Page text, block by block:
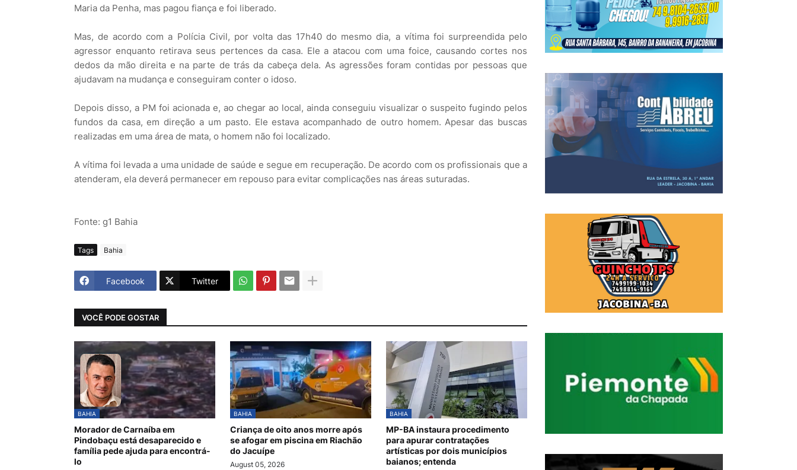
Maria da Penha, mas pagou fiança e foi liberado.
Mas, de acordo com a Polícia Civil, por volta das 17h40 do mesmo dia, a vítima foi surpreendida pelo
agressor enquanto retirava seus pertences da casa. Ele a atacou com uma foice, causando cortes nos
dedos da mão direita e na parte de trás da cabeça dela. As agressões foram contidas por pessoas que
ajudavam na mudança e conseguiram conter o idoso.
Depois disso, a PM foi acionada e, ao chegar ao local, ainda conseguiu visualizar o suspeito fugindo pelos
fundos da casa, em direção a um pasto. Ele estava acompanhado de outro homem. Apesar das buscas
realizadas em uma área de mata, o homem não foi localizado.
A vítima foi levada a uma unidade de saúde e segue em recuperação. De acordo com os profissionais que a
atenderam, ela deverá permanecer em repouso para evitar complicações nas áreas suturadas.
Fonte: g1 Bahia
Tags Bahia
Facebook Twitter
VOCÊ PODE GOSTAR
BAHIA
Morador de Carnaíba em
Pindobaçu está desaparecido e
família pede ajuda para encontrá-
lo
BAHIA
Criança de oito anos morre após
se afogar em piscina em Riachão
do Jacuípe
August 05, 2026
BAHIA
MP-BA instaura procedimento
para apurar contratações
artísticas por dois municípios
baianos; entenda